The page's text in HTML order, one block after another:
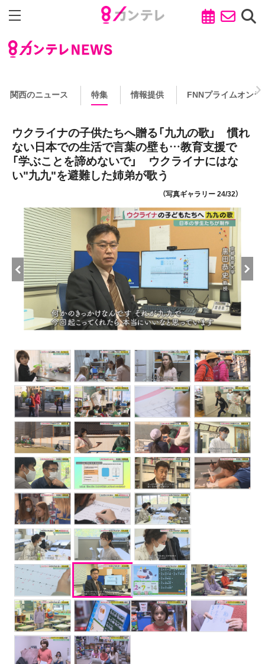
関西のニュース 特集 情報提供 FNNプライムオンラ
ウクライナの子供たちへ贈る「九九の歌」 慣れ
ない日本での生活で言葉の壁も…教育支援で
「学ぶことを諦めないで」 ウクライナにはな
い"九九"を避難した姉弟が歌う
（写真ギャラリー 24/32）